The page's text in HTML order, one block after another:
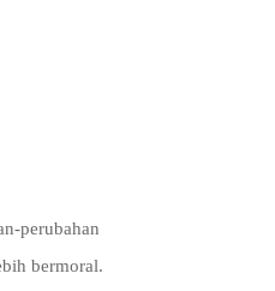
perubahan
bermoral.